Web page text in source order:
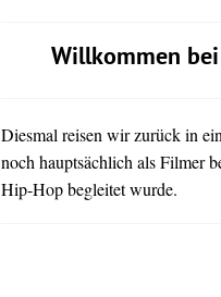
Willkommen bei
Diesmal reisen wir zurück in
noch hauptsächlich als Filmer
Hip-Hop begleitet wurde.